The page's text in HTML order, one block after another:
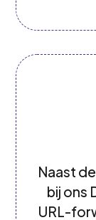
Naast
bij ons
URL-